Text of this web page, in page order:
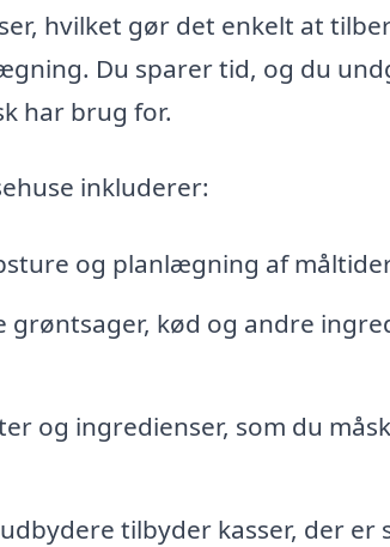
hvilket gør det enkelt at
Du sparer tid, og du
har brug for.
inkluderer:
og planlægning af
grøntsager, kød og andre
og ingredienser, som du
tilbyder kasser, der